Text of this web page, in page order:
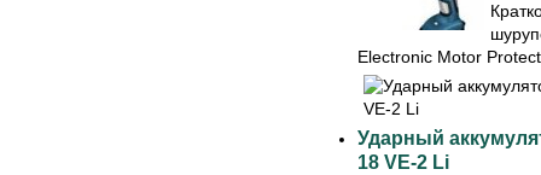
Electronic Motor
Ударный
18 VE-2 Li